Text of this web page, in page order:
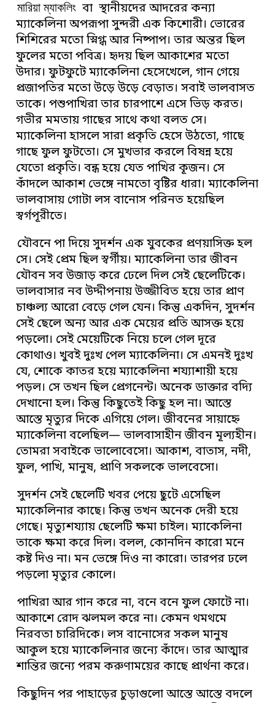
মারিয়া ম্যাকলিং বা স্থানীয়দের আদরের কন্যা
ম্যাকেলিনা অপরূপা সুন্দরী এক কিশোরী। ভোরের
শিশিরের মতো স্নিগ্ধ আর নিষ্পাপ। তার অন্তর ছিল
ফুলের মতো পবিত্র। হৃদয় ছিল আকাশের মতো
উদার। ফুটফুটে ম্যাকেলিনা হেসেখেলে, গান গেয়ে
প্রজাপতির মতো উড়ে উড়ে বেড়াত। সবাই ভালবাসত
তাকে। পশুপাখিরা তার চারপাশে এসে ভিড় করত।
গভীর মমতায় গাছের সাথে কথা বলত সে।
ম্যাকেলিনা হাসলে সারা প্রকৃতি হেসে উঠতো, গাছে
গাছে ফুল ফুটতো। সে মুখভার করলে বিষন্ন হয়ে
যেতো প্রকৃতি। বন্ধ হয়ে যেত পাখির কূজন। সে
কাঁদলে আকাশ ভেঙ্গে নামতো বৃষ্টির ধারা। ম্যাকেলিনা
ভালবাসায় গোটা লস বানোস পরিনত হয়েছিল
স্বর্গপূরীতে।
যৌবনে পা দিয়ে সুদর্শন এক যুবকের প্রণয়াসিক্ত হল
সে। সেই প্রেম ছিল স্বর্গীয়।ম্যাকেলিনা তার জীবন
যৌবন সব উজাড় করে ঢেলে দিল সেই ছেলেটিকে।
ভালবাসার নব উদ্দীপনায় উজ্জীবিত হয়ে তার প্রাণ
চাঞ্চল্য আরো বেড়ে গেল যেন। কিন্তু একদিন, সুদর্শন
সেই ছেলে অন্য আর এক মেয়ের প্রতি আসক্ত হয়ে
পড়লো। সেই মেয়েটিকে নিয়ে চলে গেল দূরে
কোথাও। খুবই দুঃখ পেলম্যাকেলিনা। সে এমনই দুঃখ
যে, শোকে কাতর হয়ে ম্যাকেলিনা শয্যাশায়ী হয়ে
পড়ল। সে তখন ছিল প্রেগনেন্ট। অনেক ডাক্তার বদ্যি
দেখানো হল। কিন্তু কিছুতেই কিছু হল না। আস্তে
আস্তে মৃত্যুর দিকে এগিয়ে গেল। জীবনের সায়াহ্নে
ম্যাকেলিনা বলেছিল— ভালবাসাহীন জীবন মূল্যহীন।
তোমরা সবাইকে ভালোবেসো। আকাশ, বাতাস, নদী,
ফুল, পাখি, মানুষ, প্রাণি সকলকে ভালবেসো।
সুদর্শন সেই ছেলেটি খবর পেয়ে ছুটে এসেছিল
ম্যাকেলিনার কাছে। কিন্তু তখন অনেক দেরী হয়ে
গেছে। মৃত্যুশয্যায় ছেলেটি ক্ষমা চাইল।ম্যাকেলিনা
তাকে ক্ষমা করে দিল। বলল, কোনদিন কারো মনে
কষ্ট দিও না। মন ভেঙ্গে দিও না কারো। তারপর ঢলে
পড়লো মৃত্যুর কোলে।
পাখিরা আর গান করে না, বনে বনে ফুল ফোটে না।
আকাশে রোদ ঝলমল করে না। কেমন থমথমে
নিরবতা চারিদিকে। লস বানোসের সকল মানুষ
আকুল হয়েম্যাকেলিনারজন্যে কাঁদে। তার আত্মার
শান্তির জন্যে পরম করুণাময়ের কাছে প্রার্থনা করে।
কিছুদিন পর পাহাড়ের চুড়াগুলো আস্তে আস্তে বদলে